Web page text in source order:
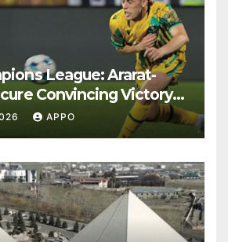
League: Ararat-
Convincing Victory
Rovers 2-0
APPO